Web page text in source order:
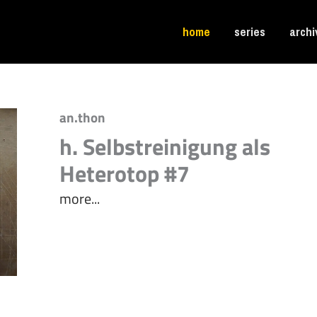
home series
an.thon
h. Selbstreinigung als
Heterotop #7
more...